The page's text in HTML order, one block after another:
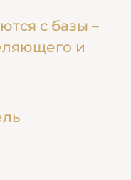
с базы –
и